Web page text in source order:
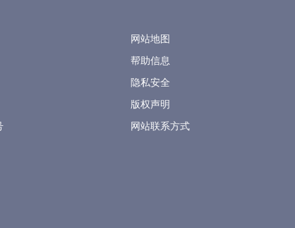
网站地图
帮助信息
隐私安全
版权声明
网站联系方式